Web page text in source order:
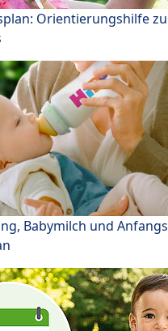
Orientierungshilfe
Babymilch und